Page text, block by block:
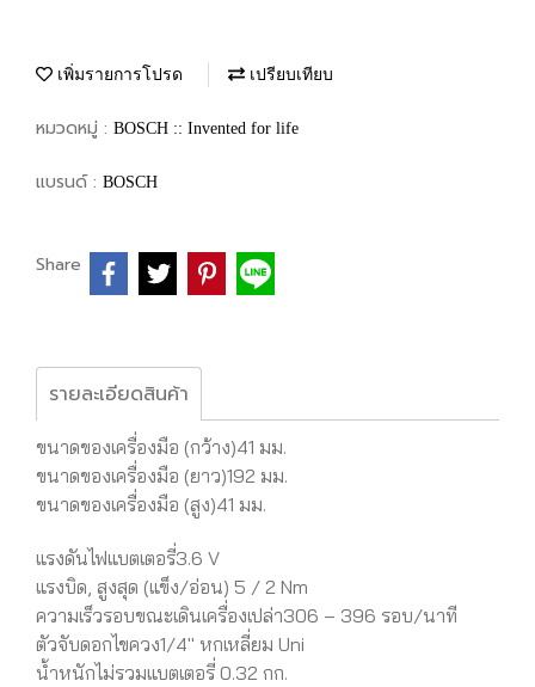
เพิ่มรายการโปรด เปรียบเทียบ
หมวดหมู่ : BOSCH :: Invented for life
แบรนด์ : BOSCH
Share
รายละเอียดสินค้า
ขนาดของเครื่องมือ (กว้าง)41 มม.
ขนาดของเครื่องมือ (ยาว)192 มม.
ขนาดของเครื่องมือ (สูง)41 มม.
แรงดันไฟแบตเตอรี่3.6 V
แรงบิด, สูงสุด (แข็ง/อ่อน) 5 / 2 Nm
ความเร็วรอบขณะเดินเครื่องเปล่า306 – 396 รอบ/นาที
ตัวจับดอกไขควง1/4'' หกเหลี่ยม Uni
น้ำหนักไม่รวมแบตเตอรี่ 0.32 กก.